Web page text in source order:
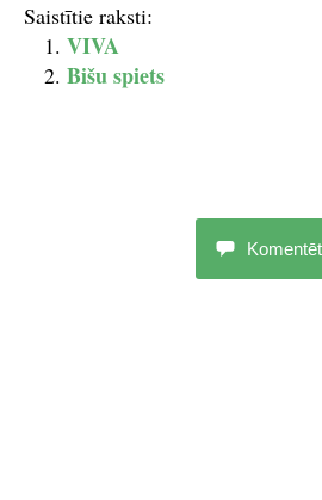
Saistītie raksti:
VIVA
Bišu spiets
Komentēt